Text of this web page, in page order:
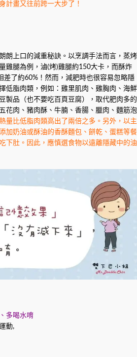
計畫又往前跨一大步了！
朗上口的減重秘訣。以烹調手法而言，蒸烤
雞腿為例，滷(烤)雞腿約150大卡，而酥炸
差了約60%！然而，減肥時也很容易忽略隱
低脂肉類，例如：雞里肌肉、雞胸肉、海鮮
製品（也不要吃百頁豆腐），取代肥肉多的
花肉、豬肉酥、牛腩、香腸、臘肉、麵筋泡
量比低脂肉類高出了兩倍之多。另外，以主
加奶油或酥油的香酥麵包、餅乾、蛋糕等餐
下肚。因此，應慎選食物以遠離隱藏中的油
多喝水唷
動,